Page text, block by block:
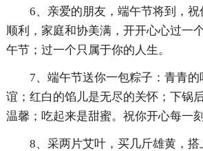
6、亲爱的朋友，端午节将到，
顺利，家庭和协美满，开开心心过一
午节；过一个只属于你的人生。
7、端午节送你一包粽子：青青
谊；红白的馅儿是无尽的关怀；下锅
温馨；吃起来是甜蜜。祝你开心每一
8、采两片艾叶，买几斤雄黄，搭